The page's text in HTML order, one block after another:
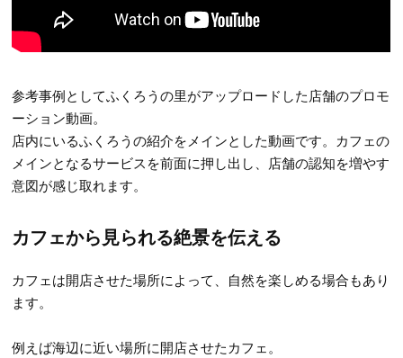
参考事例としてふくろうの里がアップロードした店舗のプロモ
ーション動画。
店内にいるふくろうの紹介をメインとした動画です。カフェの
メインとなるサービスを前面に押し出し、店舗の認知を増やす
意図が感じ取れます。
カフェから見られる絶景を伝える
カフェは開店させた場所によって、自然を楽しめる場合もあり
ます。
例えば海辺に近い場所に開店させたカフェ。